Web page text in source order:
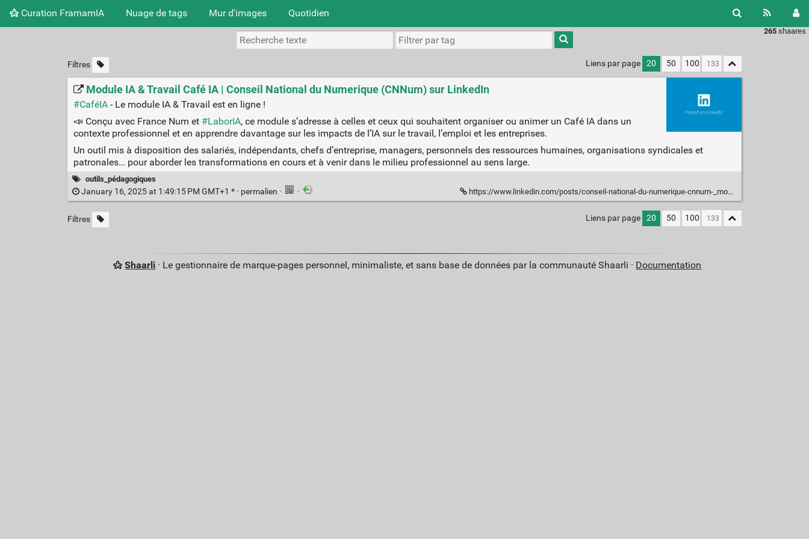
Curation FramamIA Nuage de tags Mur d'images Quotidien
265 shaares
Filtres Liens par page 20 50 100
Module IA & Travail Café IA | Conseil National du Numerique (CNNum) sur LinkedIn
#CaféIA- Le module IA & Travail est en ligne !
📣 Conçu avec France Num et #LaborIA, ce module s’adresse à celles et ceux qui souhaitent organiser ou animer un Café IA dans un
contexte professionnel et en apprendre davantage sur les impacts de l’IA sur le travail, l’emploi et les entreprises.
Un outil mis à disposition des salariés, indépendants, chefs d’entreprise, managers, personnels des ressources humaines, organisations syndicales et
patronales… pour aborder les transformations en cours et à venir dans le milieu professionnel au sens large.
outils_pédagogiques
January 16, 2025 at 1:49:15 PM GMT+1 * · permalien · · https://www.linkedin.com/posts/conseil-national-du-numerique-cnnum-_module-ia-travail-caf%C3%A9-ia-ugcPost-7285308270703964160-BRGO
Filtres Liens par page 20 50 100
Shaarli · Le gestionnaire de marque-pages personnel, minimaliste, et sans base de données par la communauté Shaarli · Documentation